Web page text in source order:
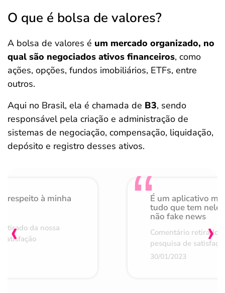
O que é bolsa de valores?
A bolsa de valores é um mercado organizado, no
qual são negociados ativos financeiros, como
ações, opções, fundos imobiliários, ETFs, entre
outros.
Aqui no Brasil, ela é chamada de B3, sendo
responsável pela criação e administração de
sistemas de negociação, compensação, liquidação,
depósito e registro desses ativos.
respeito à minha
da nossa
É um aplicativo
tudo que tem nele
não fake news
Comentário retirado
pesquisa de
30/01/2023
‹ ›